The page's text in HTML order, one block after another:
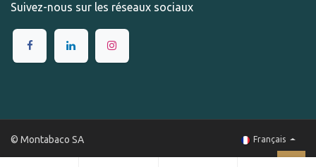
Suivez-nous sur les réseaux sociaux
© Montabaco SA Français